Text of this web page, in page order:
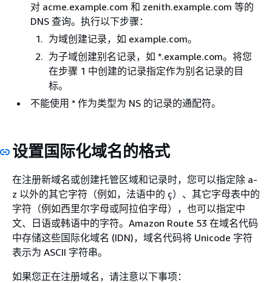
对 acme.example.com 和 zenith.example.com 等的
DNS 查询。执行以下步骤：
为域创建记录，如 example.com。
为子域创建别名记录，如 *.example.com。将您
在步骤 1 中创建的记录指定作为别名记录的目
标。
不能使用 * 作为类型为 NS 的记录的通配符。
设置国际化域名的格式
在注册新域名或创建托管区域和记录时，您可以指定除 a-
z 以外的其它字符（例如，法语中的 ç）、其它字母表中的
字符（例如西里尔字母或阿拉伯字母），也可以指定中
文、日语或韩语中的字符。Amazon Route 53 在域名代码
中存储这些国际化域名 (IDN)，域名代码将 Unicode 字符
表示为 ASCII 字符串。
如果您正在注册域名，请注意以下事项：